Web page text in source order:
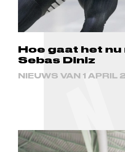
Hoe gaat het nu
Sebas Diniz
NIEUWS VAN 1 APRIL